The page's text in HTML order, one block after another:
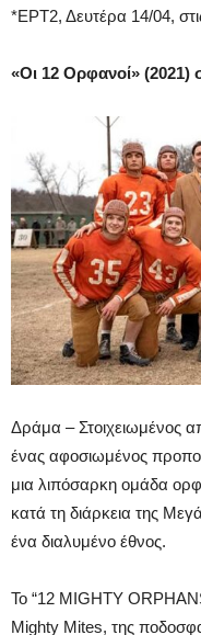
*ΕΡΤ2, Δευτέρα 14/04,
«Οι 12 Ορφανοί» (2021)
Δράμα – Στοιχειωμένος
ένας αφοσιωμένος
μια λιπόσαρκη ομάδα
κατά τη διάρκεια της
ένα διαλυμένο έθνος.
Το “12 MIGHTY
Mighty Mites, της